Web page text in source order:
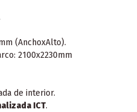
(AnchoxAlto).
2100x2230mm
de interior.
ICT.